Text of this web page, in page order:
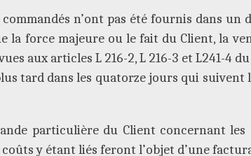
commandés n’ont pas été fournis dans
la force majeure ou le fait du Client, la
aux articles L 216-2, L 216-3 et L241-4
tard dans les quatorze jours qui
particulière du Client concernant
coûts y étant liés feront l’objet d’une